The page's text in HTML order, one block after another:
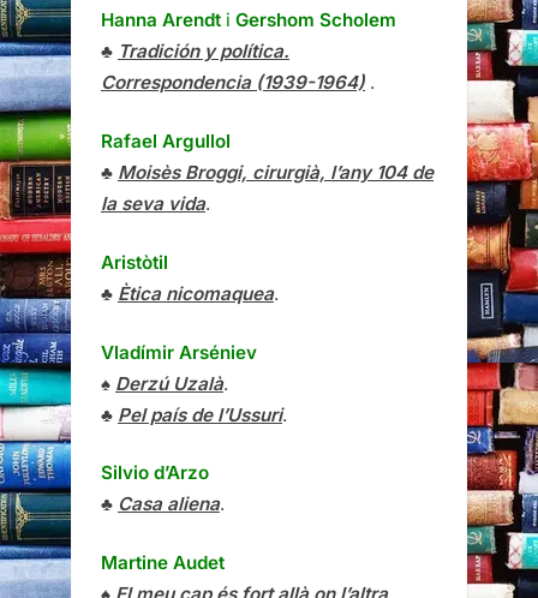
Hanna Arendt i Gershom Scholem
♣ Tradición y política.
Correspondencia (1939-1964) .
Rafael Argullol
♣ Moisès Broggi, cirurgià, l’any 104 de
la seva vida.
Aristòtil
♣ Ètica nicomaquea.
Vladímir Arséniev
♠ Derzú Uzalà.
♣ Pel país de l’Ussuri.
Silvio d’Arzo
♣ Casa aliena.
Martine Audet